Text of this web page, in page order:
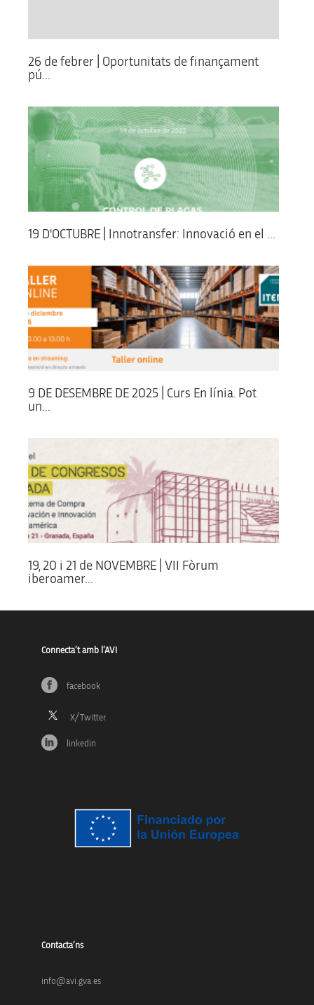
26 de febrer | Oportunitats de finançament
pú...
19 D'OCTUBRE | Innotransfer: Innovació en el ...
9 DE DESEMBRE DE 2025 | Curs En línia. Pot
un...
19, 20 i 21 de NOVEMBRE | VII Fòrum
iberoamer...
Connecta’t amb l’AVI
facebook
linkedin
Contacta’ns
info@avi.gva.es